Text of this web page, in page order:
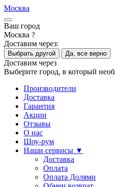
Москва
Ваш город
Москва ?
Доставим через:
Выбрать другой Да, все верно
Доставим через
Выберите город, в который
Производители
Доставка
Гарантия
Акции
Отзывы
О нас
Шоу-рум
Наши сервисы ▼
Доставка
Оплата
Оплата Долями